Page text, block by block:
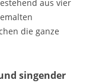
aus vier
die ganze
singender